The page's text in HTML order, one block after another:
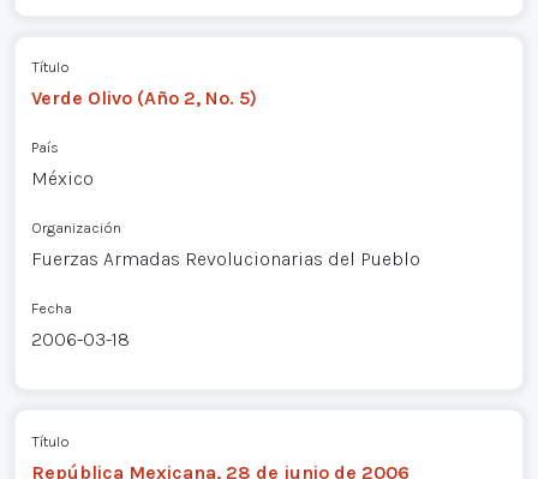
Título
Verde Olivo (Año 2, No. 5)
País
México
Organización
Fuerzas Armadas Revolucionarias del Pueblo
Fecha
2006-03-18
Título
República Mexicana, 28 de junio de 2006